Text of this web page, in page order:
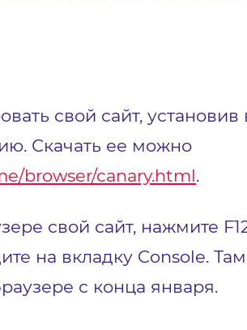
свой сайт,
Скачать ее можно
browser/canary.html.
свой сайт, нажмите
на вкладку Console.
с конца января.